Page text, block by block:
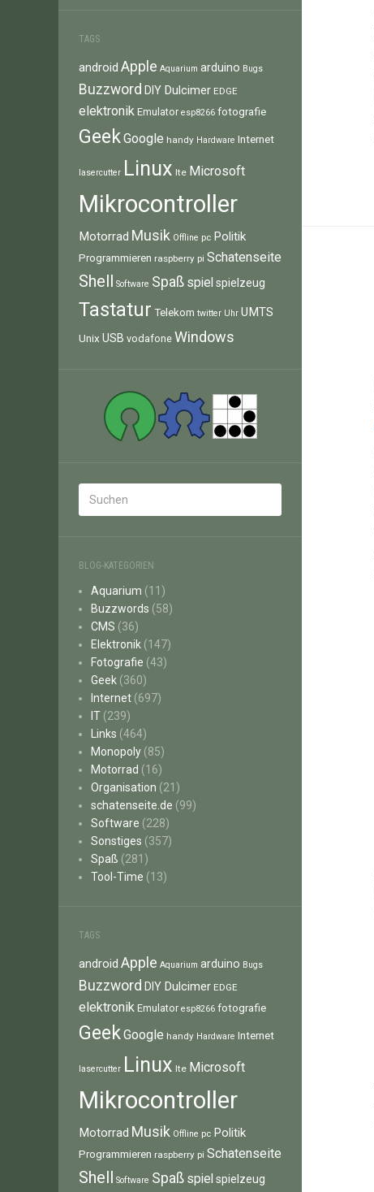
TAGS
android Apple Aquarium arduino Bugs
Buzzword DIY Dulcimer EDGE
elektronik Emulator esp8266 fotografie
GeekGoogle handy Hardware Internet
lasercutter Linux lte Microsoft
Mikrocontroller
Motorrad Musik Offline pc Politik
Programmieren raspberry pi Schatenseite
Shell Software Spaß spiel spielzeug
Tastatur Telekom twitter Uhr UMTS
Unix USB vodafone Windows
BLOG-KATEGORIEN
Aquarium (11)
Buzzwords (58)
CMS (36)
Elektronik (147)
Fotografie (43)
Geek (360)
Internet (697)
IT (239)
Links (464)
Monopoly (85)
Motorrad (16)
Organisation (21)
schatenseite.de (99)
Software (228)
Sonstiges (357)
Spaß (281)
Tool-Time (13)
TAGS
android Apple Aquarium arduino Bugs
Buzzword DIY Dulcimer EDGE
elektronik Emulator esp8266 fotografie
GeekGoogle handy Hardware Internet
lasercutter Linux lte Microsoft
Mikrocontroller
Motorrad Musik Offline pc Politik
Programmieren raspberry pi Schatenseite
Shell Software Spaß spiel spielzeug